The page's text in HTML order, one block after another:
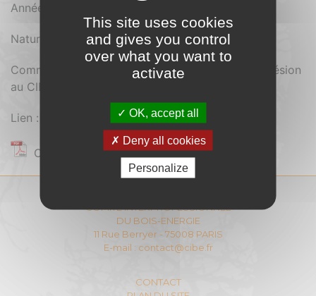
Année d'édition : 2012
Nature du document : Pdf
Comment se procurer le document : Payant (Adhésion
au CIBE)
Lien :
Contenu réservé aux adhérents
COMITÉ INTERPROFESSIONNEL
DU BOIS-ENERGIE
11 Rue Berryer - 75008 PARIS
E-mail : contact@cibe.fr
CONTACT
This site uses cookies
and gives you control
over what you want to
activate
OK, accept all
Deny all cookies
Personalize